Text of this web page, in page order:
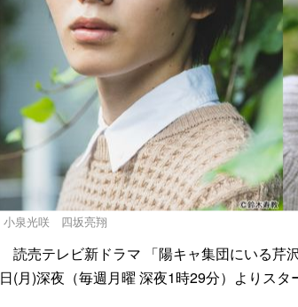
小泉光咲 四坂亮翔
読売テレビ新ドラマ 「陽キャ集団にいる芹
日(月)深夜（毎週月曜 深夜1時29分）よりスタ